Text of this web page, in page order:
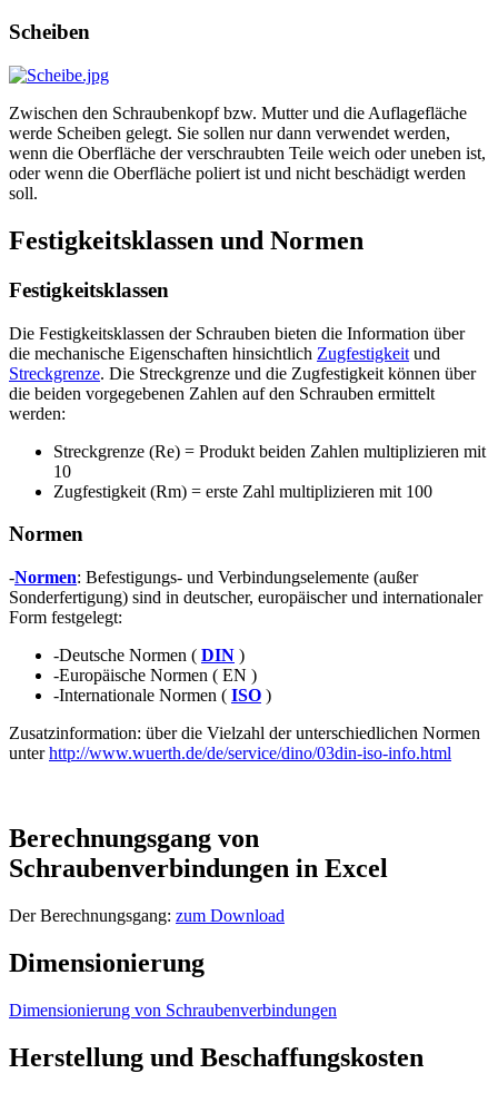
Scheiben
Zwischen den Schraubenkopf bzw. Mutter und die Auflagefläche
werde Scheiben gelegt. Sie sollen nur dann verwendet werden,
wenn die Oberfläche der verschraubten Teile weich oder uneben ist,
oder wenn die Oberfläche poliert ist und nicht beschädigt werden
soll.
Festigkeitsklassen und Normen
Festigkeitsklassen
Die Festigkeitsklassen der Schrauben bieten die Information über
die mechanische Eigenschaften hinsichtlich Zugfestigkeit und
Streckgrenze. Die Streckgrenze und die Zugfestigkeit können über
die beiden vorgegebenen Zahlen auf den Schrauben ermittelt
werden:
Streckgrenze (Re) = Produkt beiden Zahlen multiplizieren mit
10
Zugfestigkeit (Rm) = erste Zahl multiplizieren mit 100
Normen
-Normen: Befestigungs- und Verbindungselemente (außer
Sonderfertigung) sind in deutscher, europäischer und internationaler
Form festgelegt:
-Deutsche Normen ( DIN )
-Europäische Normen ( EN )
-Internationale Normen ( ISO )
Zusatzinformation: über die Vielzahl der unterschiedlichen Normen
unterhttp://www.wuerth.de/de/service/dino/03din-iso-info.html
Berechnungsgang von
Schraubenverbindungen in Excel
Der Berechnungsgang: zum Download
Dimensionierung
Dimensionierung von Schraubenverbindungen
Herstellung und Beschaffungskosten